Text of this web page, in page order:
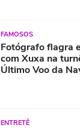
FAMOSOS
Fotógrafo flagra
com Xuxa na
Último Voo da
ENTRETÊ